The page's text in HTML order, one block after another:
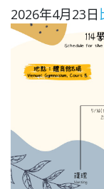
2026年4月23日